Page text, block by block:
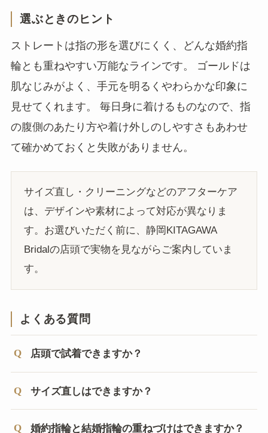
選ぶときのヒント
ストレートは指の形を選びにくく、どんな婚約指
輪とも重ねやすい万能なラインです。 ゴールドは
肌なじみがよく、手元を明るくやわらかな印象に
見せてくれます。 毎日身に着けるものなので、指
の腹側のあたり方や着け外しのしやすさもあわせ
て確かめておくと失敗がありません。
サイズ直し・クリーニングなどのアフターケア
は、デザインや素材によって対応が異なりま
す。お選びいただく前に、静岡KITAGAWA
Bridalの店頭で実物を見ながらご案内していま
す。
よくある質問
店頭で試着できますか？
サイズ直しはできますか？
婚約指輪と結婚指輪の重ねづけはできますか？